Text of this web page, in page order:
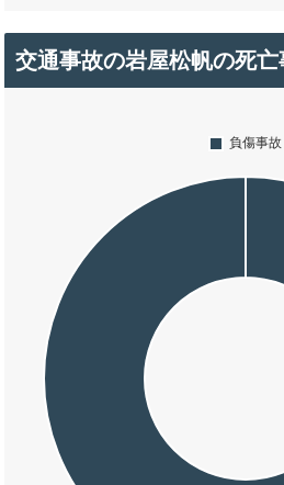
交通事故の岩屋松帆の死